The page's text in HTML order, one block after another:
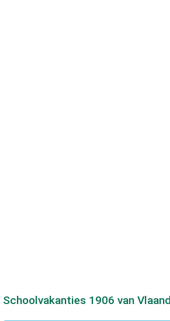
Schoolvakanties 1906 van